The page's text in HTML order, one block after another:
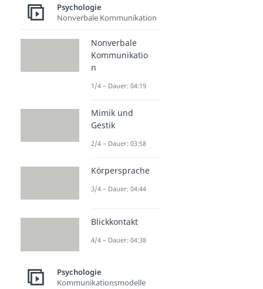
Psychologie
Nonverbale Kommunikation
Nonverbale
Kommunikatio
n
1/4 – Dauer: 04:19
Mimik und
Gestik
2/4 – Dauer: 03:58
Körpersprache
3/4 – Dauer: 04:44
Blickkontakt
4/4 – Dauer: 04:38
Psychologie
Kommunikationsmodelle